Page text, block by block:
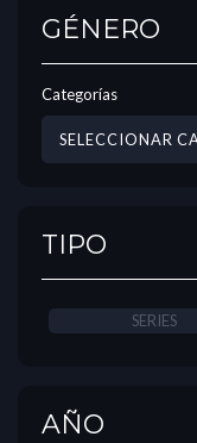
GÉNERO
Categorías
TIPO
SERIES
AÑO